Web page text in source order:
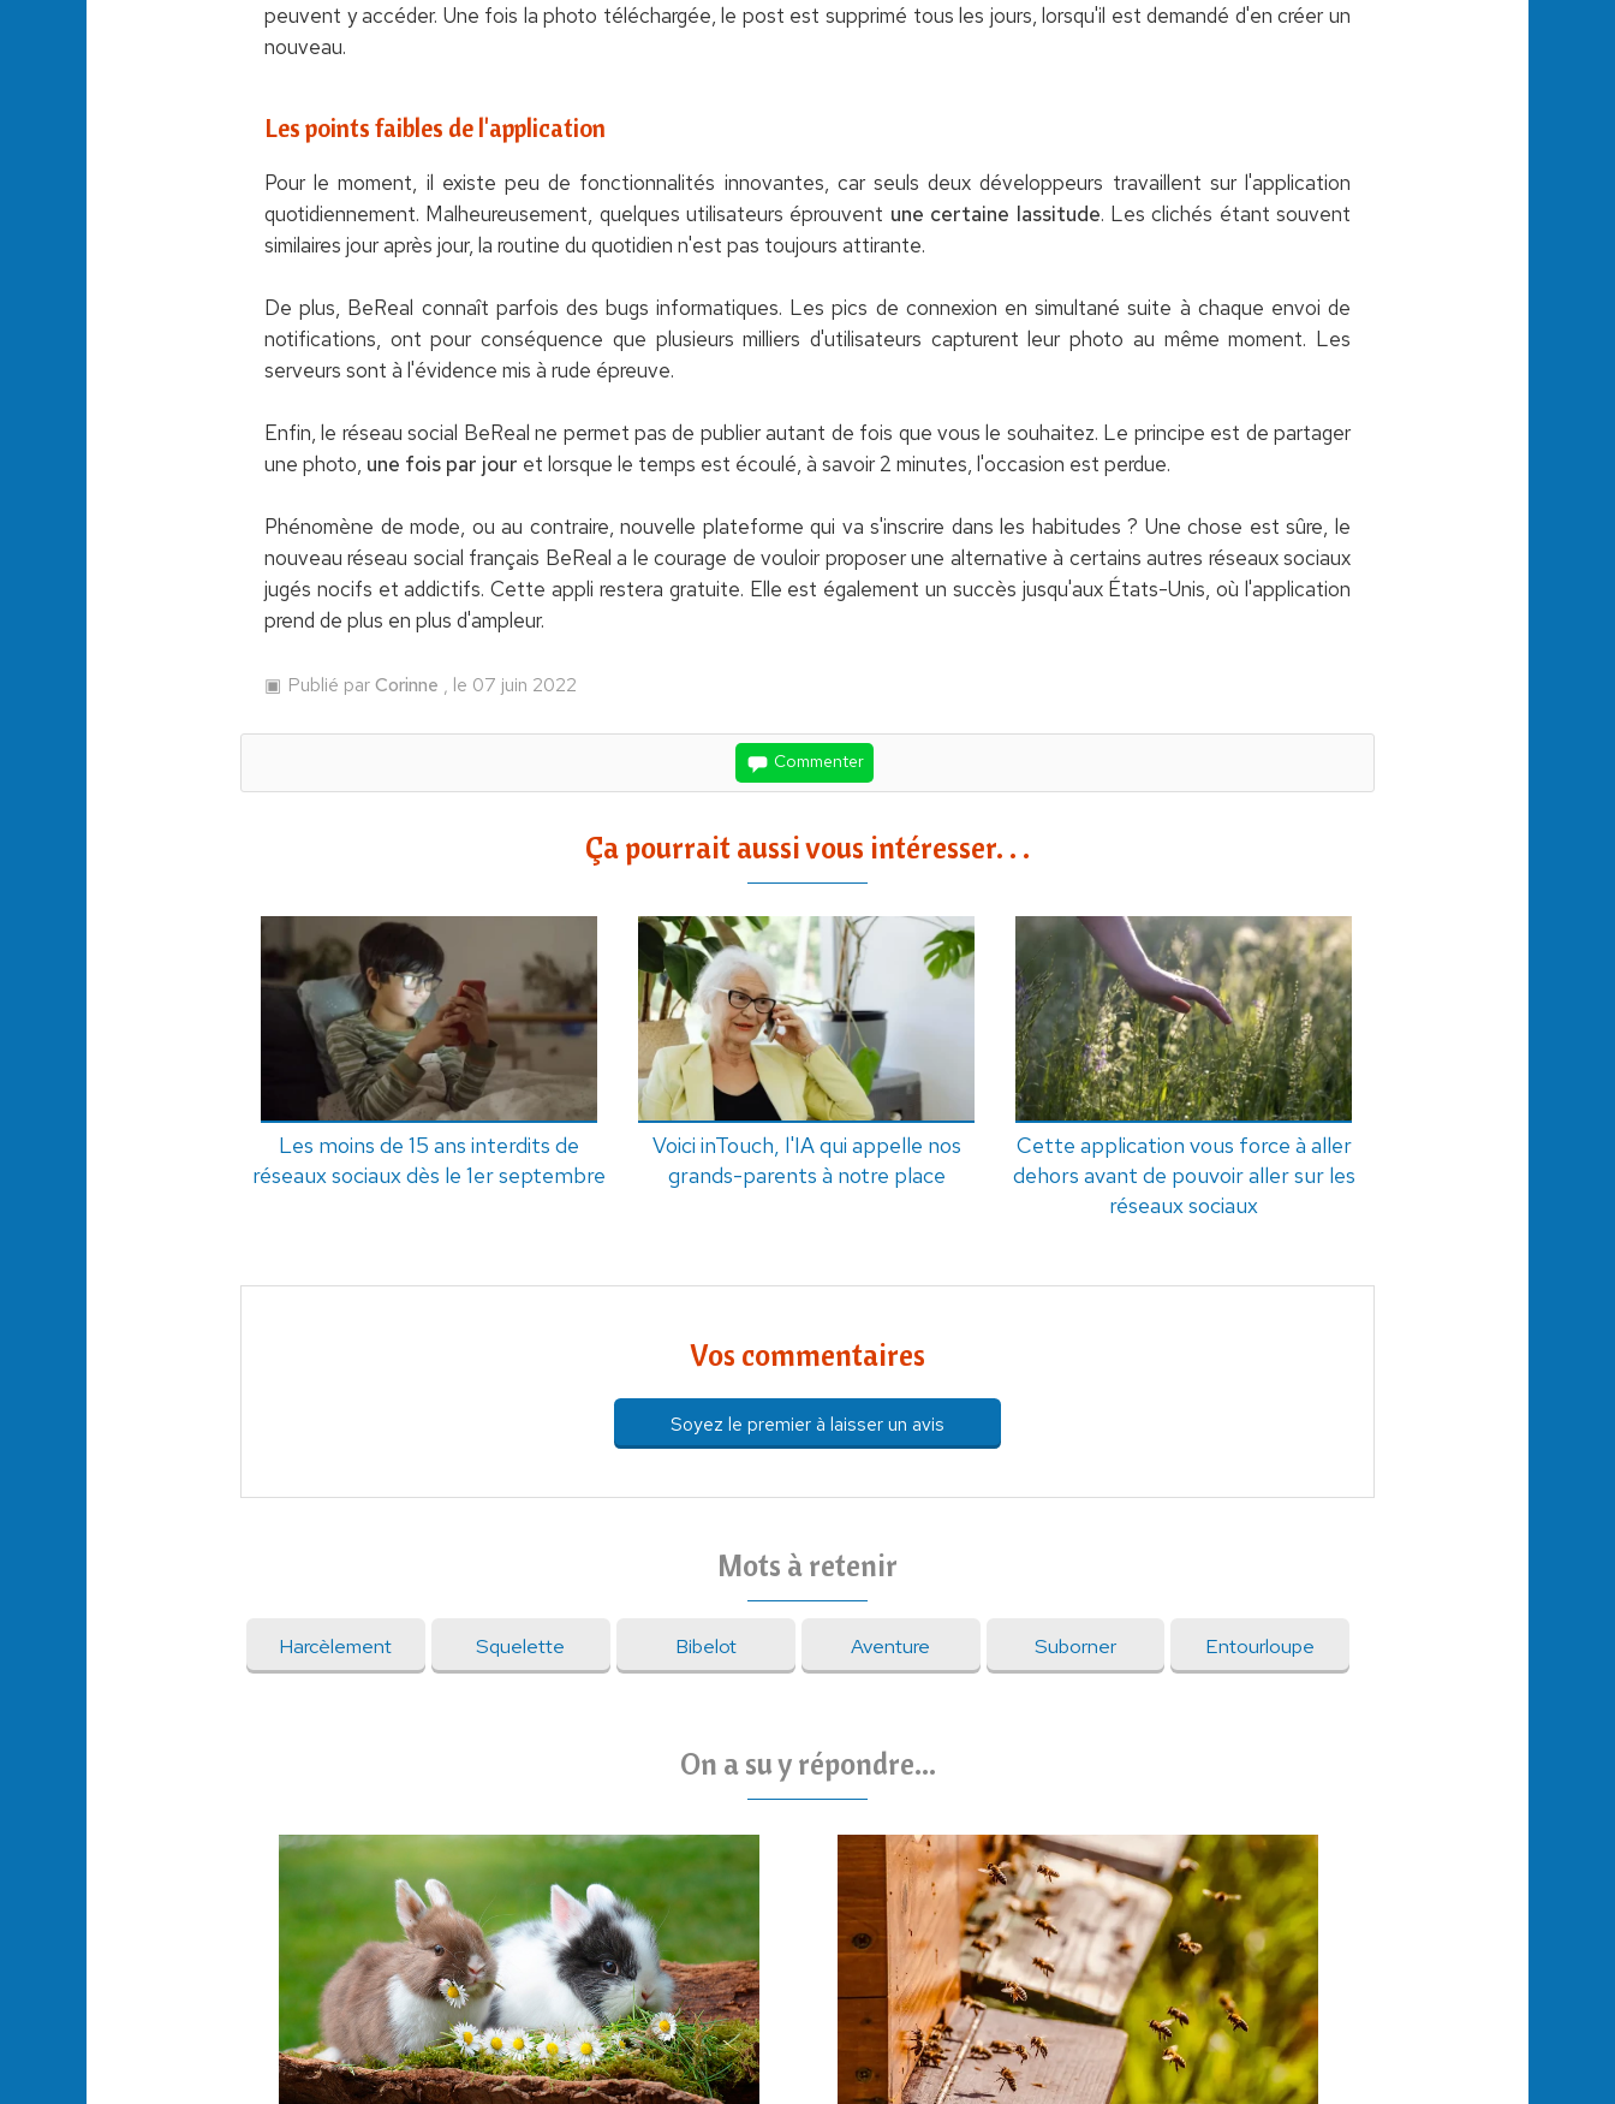
peuvent y accéder. Une fois la photo téléchargée, le post est supprimé tous les jours, lorsqu'il est demandé d'en créer un
nouveau.
Les points faibles de l'application
Pour le moment, il existe peu de fonctionnalités innovantes, car seuls deux développeurs travaillent sur l'application
quotidiennement. Malheureusement, quelques utilisateurs éprouvent une certaine lassitude. Les clichés étant souvent
similaires jour après jour, la routine du quotidien n'est pas toujours attirante.
De plus, BeReal connaît parfois des bugs informatiques. Les pics de connexion en simultané suite à chaque envoi de
notifications, ont pour conséquence que plusieurs milliers d'utilisateurs capturent leur photo au même moment. Les
serveurs sont à l'évidence mis à rude épreuve.
Enfin, le réseau social BeReal ne permet pas de publier autant de fois que vous le souhaitez. Le principe est de partager
une photo, une fois par jour et lorsque le temps est écoulé, à savoir 2 minutes, l'occasion est perdue.
Phénomène de mode, ou au contraire, nouvelle plateforme qui va s'inscrire dans les habitudes ? Une chose est sûre, le
nouveau réseau social français BeReal a le courage de vouloir proposer une alternative à certains autres réseaux sociaux
jugés nocifs et addictifs. Cette appli restera gratuite. Elle est également un succès jusqu'aux États-Unis, où l'application
prend de plus en plus d'ampleur.
Publié parCorinne , le 07 juin 2022
Commenter
Ça pourrait aussi vous intéresser. . .
Les moins de 15 ans interdits de
réseaux sociaux dès le 1er septembre
Voici inTouch, l'IA qui appelle nos
grands-parents à notre place
Cette application vous force à aller
dehors avant de pouvoir aller sur les
réseaux sociaux
Vos commentaires
Soyez le premier à laisser un avis
Mots à retenir
Harcèlement Squelette Bibelot Aventure Suborner Entourloupe
On a su y répondre...